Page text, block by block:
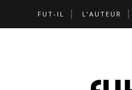
FUT-IL L’AUTEUR